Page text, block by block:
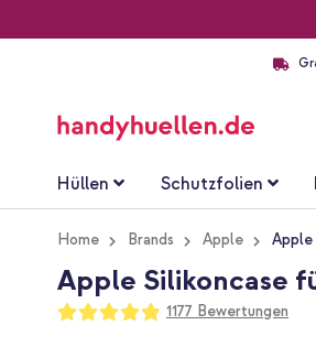
Hüllen Schutzfolien
Home Brands Apple Apple
Apple Silikoncase
Bewertung:
97
100
1177 Bewertungen